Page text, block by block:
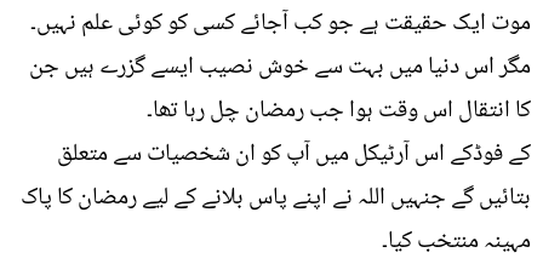
موت ایک حقیقت ہے جو کب آجائے کسی کو کوئی علم نہیں۔
مگر اس دنیا میں بہت سے خوش نصیب ایسے گزرے ہیں جن
کا انتقال اس وقت ہوا جب رمضان چل رہا تھا۔
کے فوڈکے اس آرٹیکل میں آپ کو ان شخصیات سے متعلق
بتائیں گے جنہیں اللہ نے اپنے پاس بلانے کے لیے رمضان کا پاک
مہینہ منتخب کیا۔